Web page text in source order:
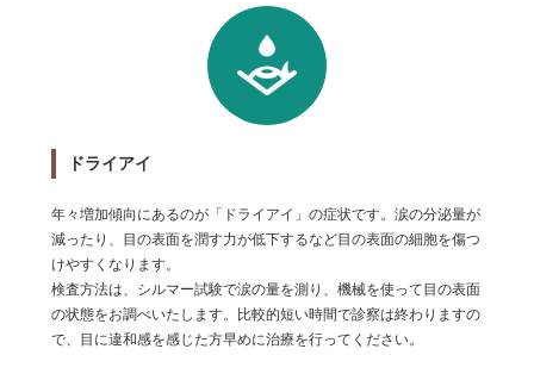
ドライアイ
年々増加傾向にあるのが「ドライアイ」の症状です。涙の分泌量が
減ったり、目の表面を潤す力が低下するなど目の表面の細胞を傷つ
けやすくなります。
検査方法は、シルマー試験で涙の量を測り、機械を使って目の表面
の状態をお調べいたします。比較的短い時間で診察は終わりますの
で、目に違和感を感じた方早めに治療を行ってください。